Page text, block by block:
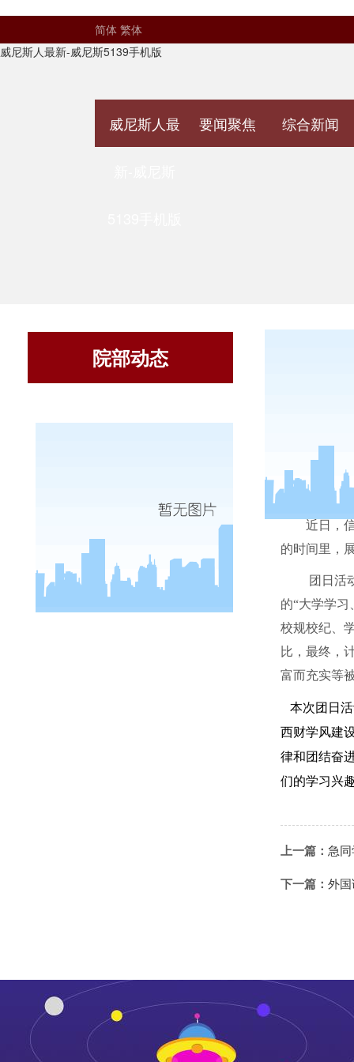
简体 繁体
威尼斯人最新-威尼斯5139手机版
威尼斯人最 要闻聚焦 综合新闻
院部动态
近日，
的时间里，
团日活
的“大学学
校规校纪、
比，最终，
富而充实等
本次团日
西财学风建
律和团结奋
们的学习兴
上一篇： 急
下一篇： 外